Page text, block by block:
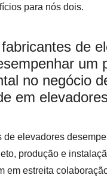
para nós dois.
de
um
no negócio
em
de elevadores
produção e
em estreita